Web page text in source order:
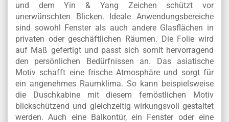
und dem Yin & Yang Zeichen schützt vor
unerwünschten Blicken. Ideale Anwendungsbereiche
sind sowohl Fenster als auch andere Glasflächen in
privaten oder geschäftlichen Räumen. Die Folie wird
auf Maß gefertigt und passt sich somit hervorragend
den persönlichen Bedürfnissen an. Das asiatische
Motiv schafft eine frische Atmosphäre und sorgt für
ein angenehmes Raumklima. So kann beispielsweise
die Duschkabine mit diesem fernöstlichen Motiv
blickschützend und gleichzeitig wirkungsvoll gestaltet
werden. Auch eine Balkontür, ein Fenster oder eine